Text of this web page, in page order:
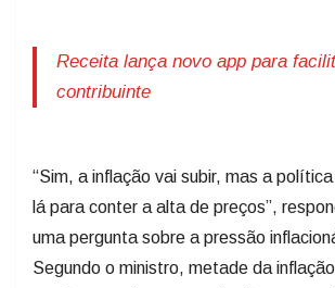
Receita lança novo app para
contribuinte
“Sim, a inflação vai subir, mas a
lá para conter a alta de preços”,
uma pergunta sobre a pressão
Segundo o ministro, metade da